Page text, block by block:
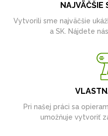
NAJVÄČŠIE
Vytvorili sme najväčšie
a SK. Nájdete
Pri našej práci sa
umožňuje vytvoriť